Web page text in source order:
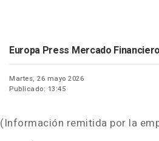
Europa Press Mercado Financiero
Martes, 26 mayo 2026
Publicado: 13:45
(Información remitida por la